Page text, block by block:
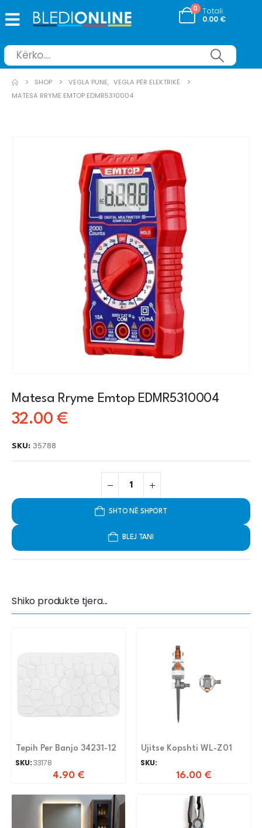
0 Totali
0.00 €
SHOP VEGLA PUNE, VEGLA PËR ELEKTRIKË
MATESA RRYME EMTOP EDMR5310004
Matesa Rryme Emtop EDMR5310004
32.00€
SKU: 35788
SHTO NË SHPORT
BLEJ TANI
Shiko produkte tjera...
Tepih Per Banjo 34231-12
SKU:33178
4.90 €
Ujitse Kopshti WL-Z01
SKU:
16.00 €